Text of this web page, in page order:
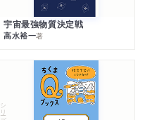
宇宙最強物質決定戦
高水裕一著
シリーズ・全集